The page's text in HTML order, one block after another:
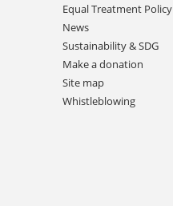
Equal Treatment Policy
News
Sustainability & SDG
Make a donation
Site map
Whistleblowing